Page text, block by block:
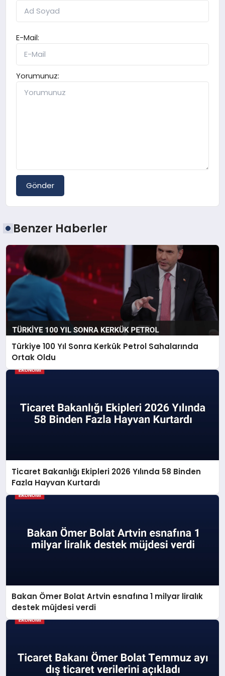
E-Mail:
Yorumunuz:
Gönder
Benzer Haberler
Türkiye 100 Yıl Sonra Kerkük Petrol Sahalarında
Ortak Oldu
Ticaret Bakanlığı Ekipleri 2026 Yılında 58 Binden
Fazla Hayvan Kurtardı
Bakan Ömer Bolat Artvin esnafına 1 milyar liralık
destek müjdesi verdi